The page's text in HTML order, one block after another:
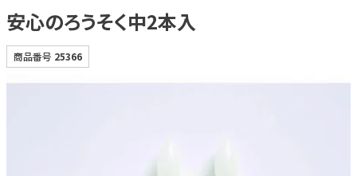
安心のろうそく中2本入
商品番号 25366